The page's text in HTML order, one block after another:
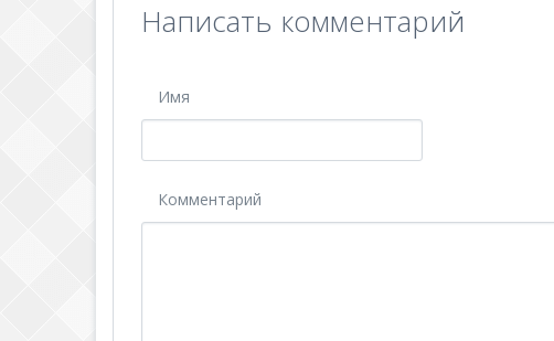
Написать комментарий
Имя
Комментарий